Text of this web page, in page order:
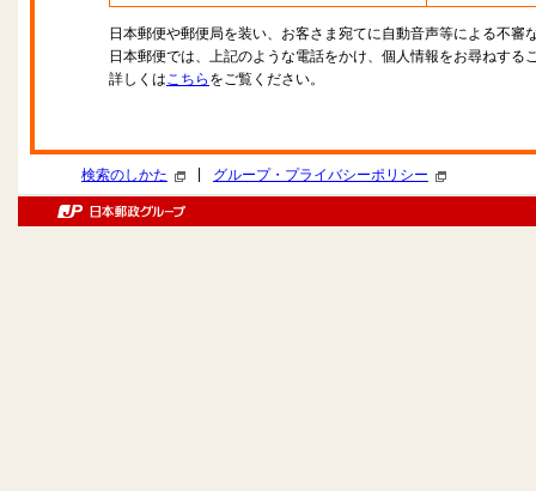
日本郵便や郵便局を装い、お客さま宛てに自動音声等による不審
日本郵便では、上記のような電話をかけ、個人情報をお尋ねする
詳しくはこちら をご覧ください。
検索のしかた グループ・プライバシーポリシー